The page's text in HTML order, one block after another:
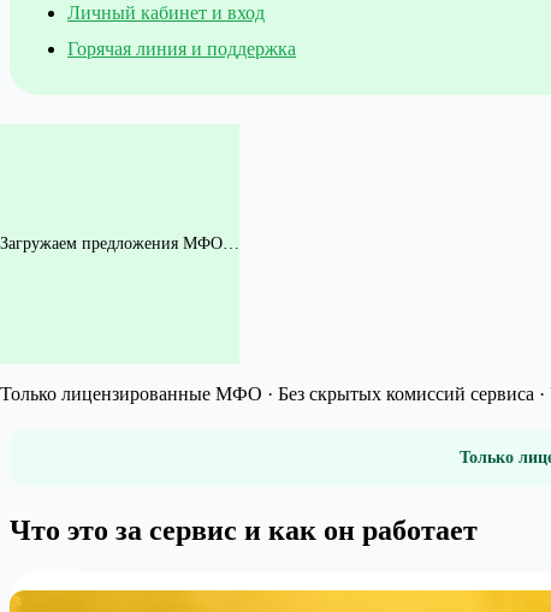
Личный кабинет и вход
Горячая линия и поддержка
Загружаем предложения МФО…
Только лицензированные МФО · Без скрытых комиссий сервиса
Только
Что это за сервис и как он работает